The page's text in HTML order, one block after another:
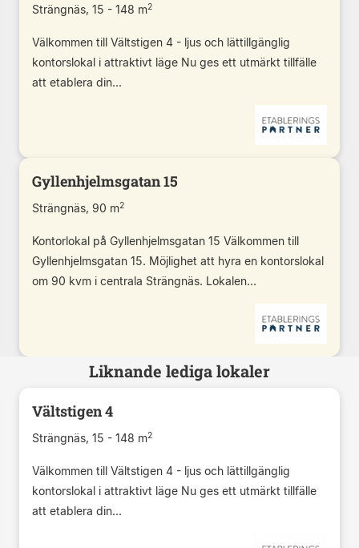
Strängnäs, 15 - 148 m2
Välkommen till Vältstigen 4 - ljus och lättillgänglig
kontorslokal i attraktivt läge Nu ges ett utmärkt tillfälle
att etablera din...
Gyllenhjelmsgatan 15
Strängnäs, 90 m2
Kontorlokal på Gyllenhjelmsgatan 15 Välkommen till
Gyllenhjelmsgatan 15. Möjlighet att hyra en kontorslokal
om 90 kvm i centrala Strängnäs. Lokalen...
Liknande lediga lokaler
Vältstigen 4
Strängnäs, 15 - 148 m2
Välkommen till Vältstigen 4 - ljus och lättillgänglig
kontorslokal i attraktivt läge Nu ges ett utmärkt tillfälle
att etablera din...